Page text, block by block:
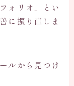
ォリオ」とい
に振り直しま
ルから見つけ